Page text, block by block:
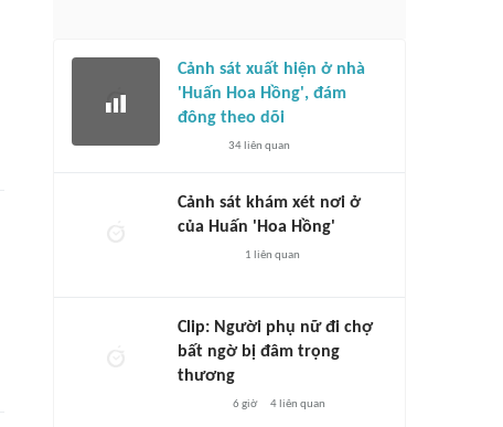
Cảnh sát xuất hiện ở nhà
'Huấn Hoa Hồng', đám
đông theo dõi
34liên quan
Cảnh sát khám xét nơi ở
của Huấn 'Hoa Hồng'
1 liên quan
Clip: Người phụ nữ đi chợ
bất ngờ bị đâm trọng
thương
6 giờ 4liên quan